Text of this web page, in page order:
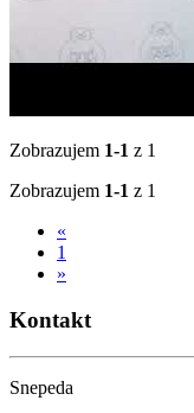
Zobrazujem 1-1 z 1
Zobrazujem 1-1 z 1
«
1
»
Kontakt
Snepeda